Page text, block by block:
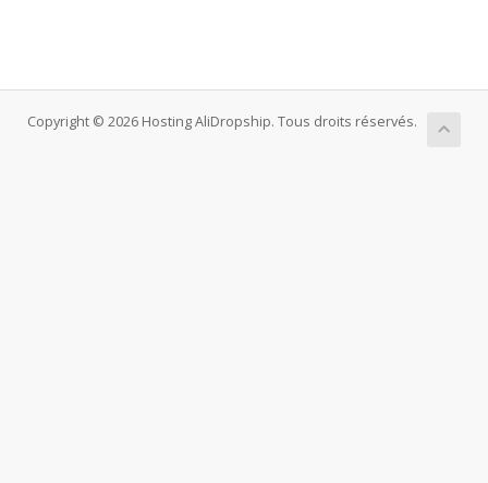
Copyright © 2026 Hosting AliDropship. Tous droits réservés.